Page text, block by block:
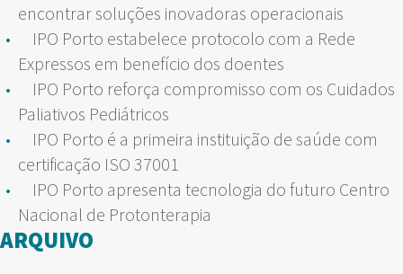
encontrar soluções inovadoras operacionais
IPO Porto estabelece protocolo com a Rede
Expressos em benefício dos doentes
IPO Porto reforça compromisso com os Cuidados
Paliativos Pediátricos
IPO Porto é a primeira instituição de saúde com
certificação ISO 37001
IPO Porto apresenta tecnologia do futuro Centro
Nacional de Protonterapia
ARQUIVO